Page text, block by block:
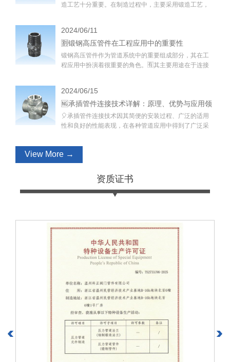
造工艺十分重要。在制造过程中，主要采用锻造工艺，
行。
2024/06/11
🈹锻钢高压管件在工程应用中的重要性
​锻钢高压管件作为管道系统中的重要组成部分，其在工
程应用中扮演着很重要的角色。🈶其主要用途在于连接
2024/06/15
🆖承插管件连接技术详解：原理、优势与应用领
域
🎈承插管件连接技术因其简便的安装过程、广泛的适用
性和良好的性能表现，在各种管道应用中得到了广泛采
修管道系统，承插管件连接可以相对容易地进行拆卸和
重新安装，🏐节省维护时间和成本。
View More →
资质证书